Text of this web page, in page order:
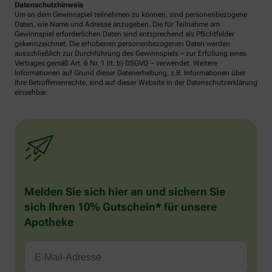
Datenschutzhinweis
Um an dem Gewinnspiel teilnehmen zu können, sind personenbezogene
Daten, wie Name und Adresse anzugeben. Die für Teilnahme am
Gewinnspiel erforderlichen Daten sind entsprechend als Pflichtfelder
gekennzeichnet. Die erhobenen personenbezogenen Daten werden
ausschließlich zur Durchführung des Gewinnspiels – zur Erfüllung eines
Vertrages gemäß Art. 6 Nr. 1 lit. b) DSGVO – verwendet. Weitere
Informationen auf Grund dieser Datenerhebung, z.B. Informationen über
Ihre Betroffenenrechte, sind auf dieser Website in der Datenschutzerklärung
einsehbar.
Melden Sie sich hier an und sichern Sie
sich Ihren 10% Gutschein* für unsere
Apotheke